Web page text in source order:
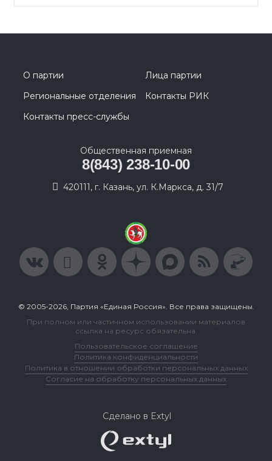
О партии
Лица партии
Региональные отделения
Контакты РИК
Контакты пресс-службы
Общественная приемная
8(843) 238-10-00
420111, г. Казань, ул. К.Маркса, д. 31/7
© 2005-2026, Партия «Единая Россия». Все права защищены.
При полном или частичном использовании материалов
ссылка на ресурс обязательна.
Пользовательское соглашение
Политика конфиденциальности
Политика в отношении обработки персональных данных
Согласие на обработку персональных данных
Сделано в Extyl